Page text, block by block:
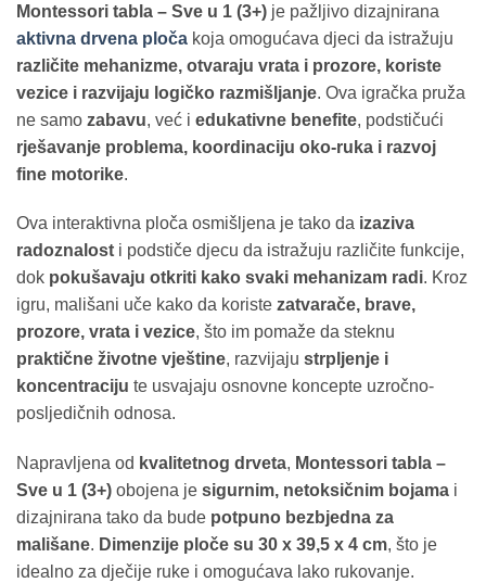
Montessori tabla – Sve u 1 (3+) je pažljivo dizajnirana
aktivna drvena ploča koja omogućava djeci da istražuju
različite mehanizme, otvaraju vrata i prozore, koriste
vezice i razvijaju logičko razmišljanje. Ova igračka pruža
ne samo zabavu, već i edukativne benefite, podstičući
rješavanje problema, koordinaciju oko-ruka i razvoj
fine motorike.
Ova interaktivna ploča osmišljena je tako da izaziva
radoznalost i podstiče djecu da istražuju različite funkcije,
dok pokušavaju otkriti kako svaki mehanizam radi. Kroz
igru, mališani uče kako da koriste zatvarače, brave,
prozore, vrata i vezice, što im pomaže da steknu
praktične životne vještine, razvijaju strpljenje i
koncentraciju te usvajaju osnovne koncepte uzročno-
posljedičnih odnosa.
Napravljena od kvalitetnog drveta, Montessori tabla –
Sve u 1 (3+) obojena je sigurnim, netoksičnim bojama i
dizajnirana tako da bude potpuno bezbjedna za
mališane. Dimenzije ploče su 30 x 39,5 x 4 cm, što je
idealno za dječije ruke i omogućava lako rukovanje.